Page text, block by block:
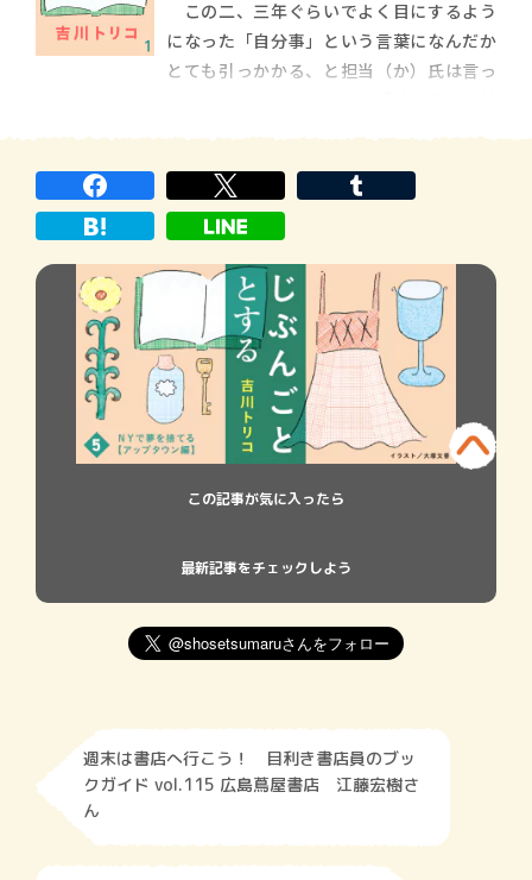
まで「節酒したい」と言っていたにもかか
わらず、思わず目をさんかくにすると、「な
にそれですよね
この二、三年ぐらいでよく目にするよう
になった「自分事」という言葉になんだか
とても引っかかる、と担当（か）氏は言っ
くる原稿でも最近よく見かけるのだが、そ
のたびに為念を入れると、ほとんどの人が
この記事が気に入ったら
最新記事をチェックしよう
週末は書店へ行こう！ 目利き書店員のブッ
クガイド vol.115 広島蔦屋書店 江藤宏樹さ
ん